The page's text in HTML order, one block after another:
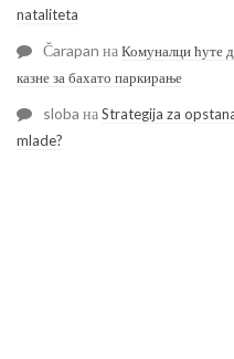
nataliteta
Čarapan наКомуналци ћуте
казне за бахато паркирање
sloba наStrategija za
mlade?